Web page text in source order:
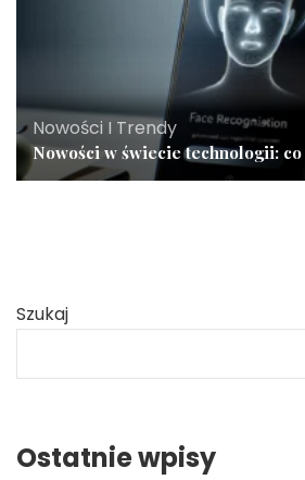
Nowości I Trendy
Nowości w świecie technologii:
Szukaj
Ostatnie wpisy